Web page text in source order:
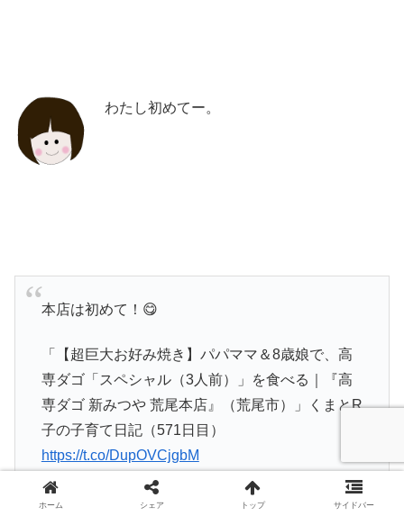
わたし初めてー。
本店は初めて！😋
「【超巨大お好み焼き】パパママ＆8歳娘で、高
専ダゴ「スペシャル（3人前）」を食べる｜『高
専ダゴ 新みつや 荒尾本店』（荒尾市）」くまとR
子の子育て日記（571日目）
https://t.co/DupOVCjgbM
— 熊本ぼちぼち新聞 (@tomitokocom)
ホーム シェア トップ サイドバー